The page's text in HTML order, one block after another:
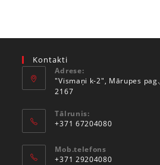
Kontakti
Adrese:
"Vismaņi k-2", Mārupes
2167
Tālrunis:
+371 67204080
Mob.telefons
+371 29204080